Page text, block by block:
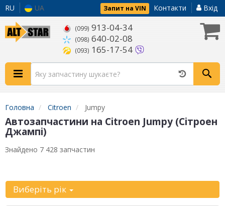
RU UA Запит на VIN Контакти Вхід
(099) 913-04-34
(098) 640-02-08
(093) 165-17-54
Головна Citroen Jumpy
Автозапчастини на Citroen Jumpy (Сітроен
Джампі)
Знайдено 7 428 запчастин
Виберіть рік